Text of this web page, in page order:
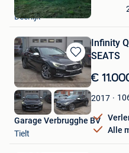
Mijn
Favorieten
Ferdinand
Deerlijk
Bewaren
in
Mijn
Favorieten
Infinity
SEATS
€
2017
Alle
Garage Verbrugghe BV
Tielt